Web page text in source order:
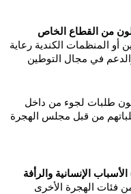
لمجموعات من المواطنين الكنديين أو المنظمات الكندية رعاية
  الأفراد الذين يقدمون طلبات لجوء من داخل
كندا أو على حدودها. يتم تقييم طلباتهم من قبل مجلس الهجرة
يُمنح الأفراد الذين لا يندرجون ضمن فئات الهجرة الأخرى